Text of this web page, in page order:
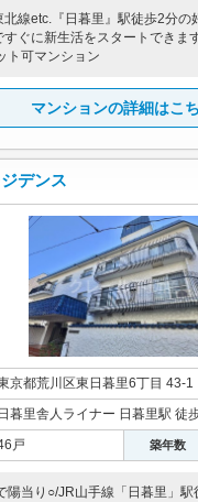
北線etc.『日暮里』駅徒歩2分の
ぐに新生活をスタートできま
ト可マンション
マンションの詳細はこ
デンス
京都荒川区東日暮里6丁目 43-1
日暮里舎人ライナー 日暮里駅 徒
戸 築年数
陽当り○/JR山手線「日暮里」